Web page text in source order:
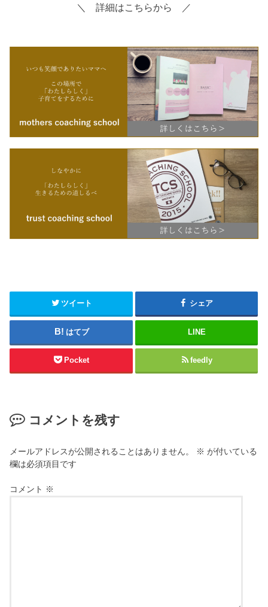
＼ 詳細はこちらから ／
ツイート シェア
はてブ LINE
Pocket feedly
コメントを残す
メールアドレスが公開されることはありません。 ※ が付いている
欄は必須項目です
コメント ※